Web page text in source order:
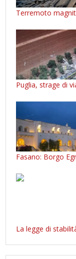
Terremoto
Puglia, strage di
Fasano: Borgo
La legge di